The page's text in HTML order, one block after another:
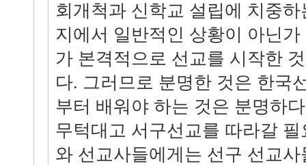
회개척과 신학교 설립에 치중
지에서 일반적인 상황이 아닌
가 본격적으로 선교를 시작한
다. 그러므로 분명한 것은 한국
부터 배워야 하는 것은 분명하
무턱대고 서구선교를 따라갈
와 선교사들에게는 선구 선교